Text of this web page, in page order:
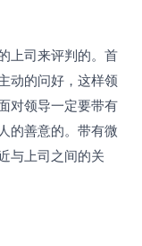
上司来评判的。首
动的问好，这样领
对领导一定要带有
的善意的。带有微
与上司之间的关